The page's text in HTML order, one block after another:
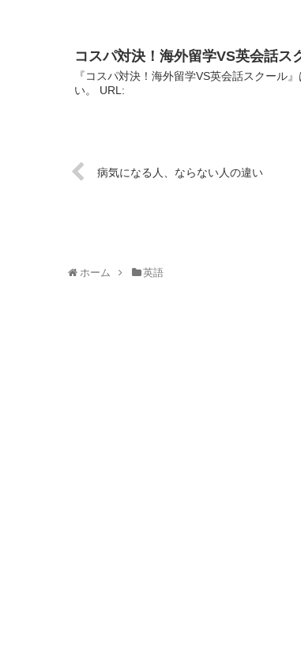
コスパ対決！海外留学VS英会話ス
『コスパ対決！海外留学VS英会話スクール
い。 URL:
病気になる人、ならない人の違い
ホーム 英語